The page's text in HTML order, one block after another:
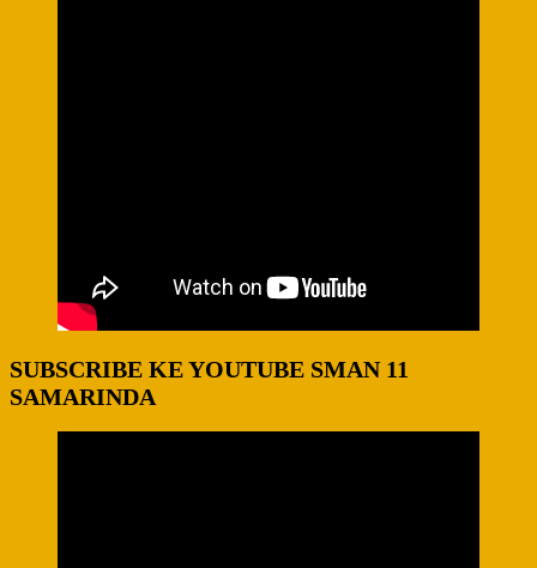
SUBSCRIBE KE YOUTUBE SMAN 11
SAMARINDA